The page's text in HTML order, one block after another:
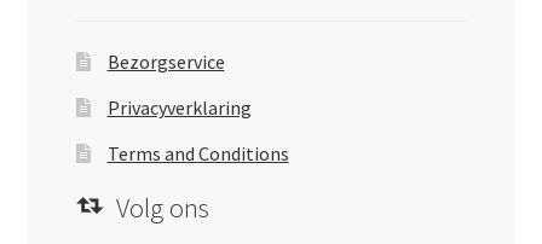
Bezorgservice
Privacyverklaring
Terms and Conditions
Volg ons